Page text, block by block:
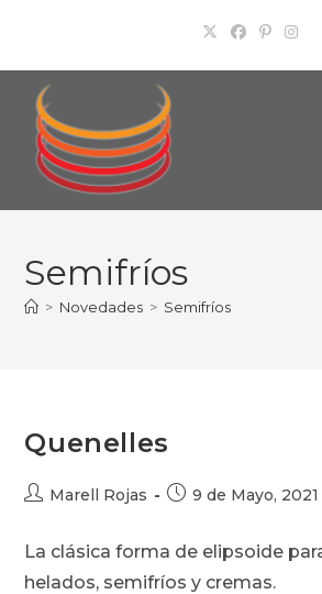
contenido
Semifríos
> Novedades > Semifríos
Quenelles
Autor
entrada:
Marell Rojas
Publicación
entrada:
9 de Mayo, 2021
La clásica forma de elipsoide
helados, semifríos y cremas.